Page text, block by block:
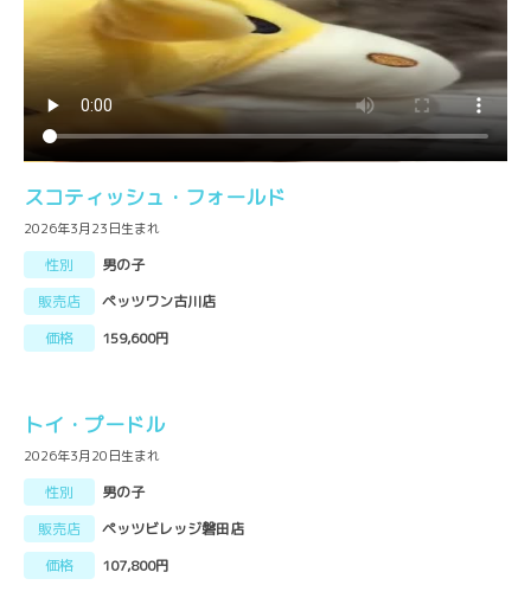
スコティッシュ・フォールド
2026年3月23日生まれ
性別
男の子
販売店
ペッツワン古川店
価格
159,600円
トイ・プードル
2026年3月20日生まれ
性別
男の子
販売店
ペッツビレッジ磐田店
価格
107,800円